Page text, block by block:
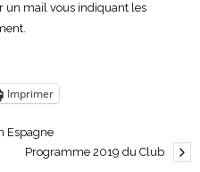
un mail vous indiquant les
Imprimer
Espagne
Programme 2019 du Club